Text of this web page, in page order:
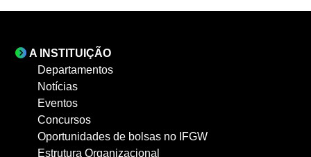
A INSTITUIÇÃO
Departamentos
Notícias
Eventos
Concursos
Oportunidades de bolsas no IFGW
Estrutura Organizacional